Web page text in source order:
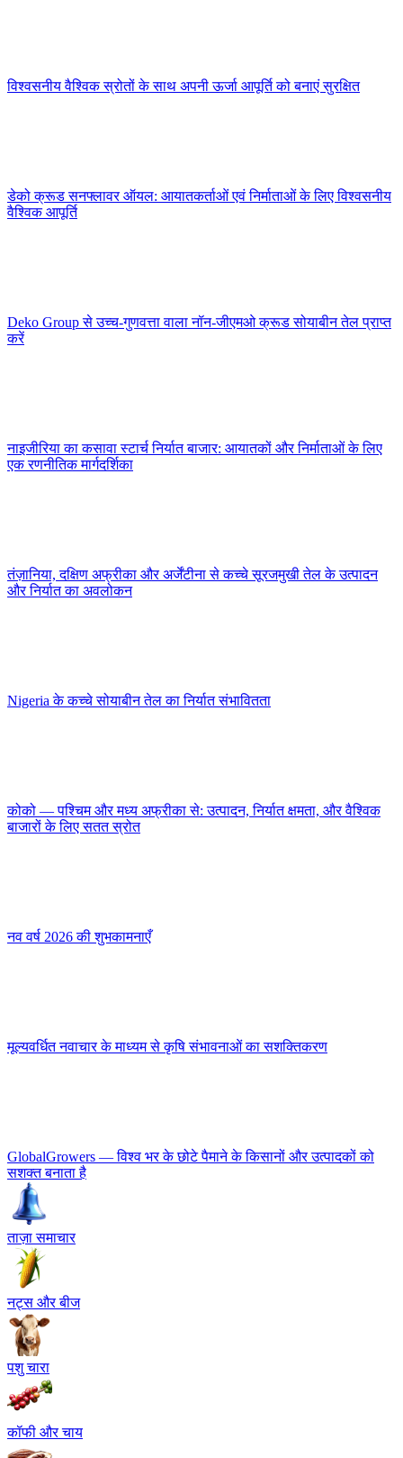
विश्वसनीय वैश्विक स्रोतों के साथ अपनी ऊर्जा आपूर्ति को बनाएं सुरक्षित
डेको क्रूड सनफ्लावर ऑयल: आयातकर्ताओं एवं निर्माताओं के लिए विश्वसनीय
वैश्विक आपूर्ति
Deko Group से उच्च-गुणवत्ता वाला नॉन-जीएमओ क्रूड सोयाबीन तेल प्राप्त
करें
नाइजीरिया का कसावा स्टार्च निर्यात बाजार: आयातकों और निर्माताओं के लिए
एक रणनीतिक मार्गदर्शिका
तंज़ानिया, दक्षिण अफ्रीका और अर्जेंटीना से कच्चे सूरजमुखी तेल के उत्पादन
और निर्यात का अवलोकन
Nigeria के कच्चे सोयाबीन तेल का निर्यात संभावितता
कोको — पश्चिम और मध्य अफ्रीका से: उत्पादन, निर्यात क्षमता, और वैश्विक
बाजारों के लिए सतत स्रोत
नव वर्ष 2026 की शुभकामनाएँ
मूल्यवर्धित नवाचार के माध्यम से कृषि संभावनाओं का सशक्तिकरण
GlobalGrowers — विश्व भर के छोटे पैमाने के किसानों और उत्पादकों को
सशक्त बनाता है
ताज़ा समाचार
नट्स और बीज
पशु चारा
कॉफी और चाय